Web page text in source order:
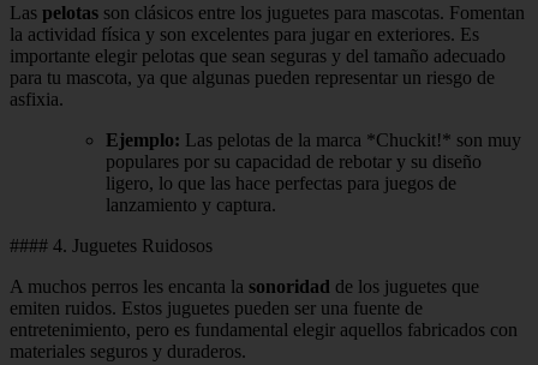
Las pelotas son clásicos entre los juguetes para mascotas. Fomentan
la actividad física y son excelentes para jugar en exteriores. Es
importante elegir pelotas que sean seguras y del tamaño adecuado
para tu mascota, ya que algunas pueden representar un riesgo de
asfixia.
Ejemplo: Las pelotas de la marca *Chuckit!* son muy
populares por su capacidad de rebotar y su diseño
ligero, lo que las hace perfectas para juegos de
lanzamiento y captura.
#### 4. Juguetes Ruidosos
A muchos perros les encanta la sonoridad de los juguetes que
emiten ruidos. Estos juguetes pueden ser una fuente de
entretenimiento, pero es fundamental elegir aquellos fabricados con
materiales seguros y duraderos.